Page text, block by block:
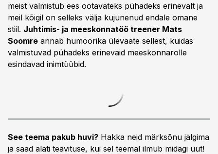
meist valmistub ees ootavateks pühadeks erinevalt ja
meil kõigil on selleks välja kujunenud endale omane
stiil. Juhtimis- ja meeskonnatöö treener Mats
Soomre annab humoorika ülevaate sellest, kuidas
valmistuvad pühadeks erinevaid meeskonnarolle
esindavad inimtüübid.
See teema pakub huvi? Hakka neid märksõnu jälgima
ja saad alati teavituse, kui sel teemal ilmub midagi uut!